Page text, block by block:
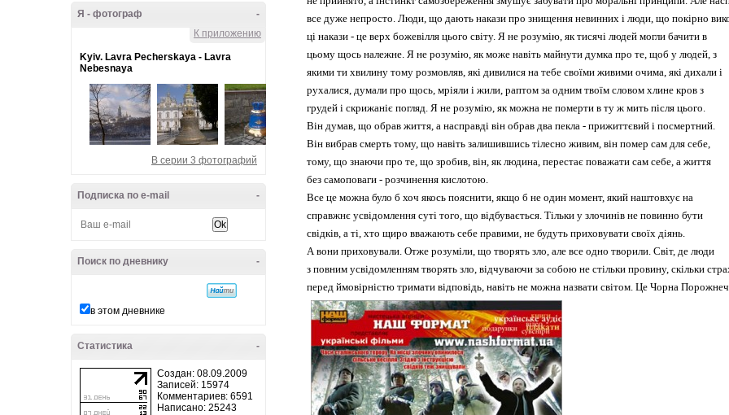
-
Я - фотограф
К приложению
Kyiv. Lavra Pecherskaya - Lavra
Nebesnaya
В серии 3 фотографий
-
Подписка по e-mail
-
Поиск по дневнику
в этом дневнике
-
Статистика
Создан: 08.09.2009
Записей: 15974
Комментариев: 6591
Написано: 25243
все дуже непросто. Люди, що дають накази про знищення невинних і люди, що покірно
ці накази - це верх божевілля цього світу. Я не розумію, як тисячі людей могли бачити в
цьому щось належне. Я не розумію, як може навіть майнути думка про те, щоб у людей, з
якими ти хвилину тому розмовляв, які дивилися на тебе своїми живими очима, які дихали і
рухалися, думали про щось, мріяли і жили, раптом за одним твоїм словом хлине кров з
грудей і скрижаніє погляд. Я не розумію, як можна не померти в ту ж мить після цього.
Він думав, що обрав життя, а насправді він обрав два пекла - прижиттєвий і посмертний.
Він вибрав смерть тому, що навіть залишившись тілесно живим, він помер сам для себе,
тому, що знаючи про те, що зробив, він, як людина, перестає поважати сам себе, а життя
без самоповаги - розчинення кислотою.
Все це можна було б хоч якось пояснити, якщо б не один момент, який наштовхує на
справжнє усвідомлення суті того, що відбувається. Тільки у злочинів не повинно бути
свідків, а ті, хто щиро вважають себе правими, не будуть приховувати своїх діянь.
А вони приховували. Отже розуміли, що творять зло, але все одно творили. Світ, де люди
з повним усвідомленням творять зло, відчуваючи за собою не стільки провину, скільки
перед ймовірністю тримати відповідь, навіть не можна назвати світом. Це Чорна